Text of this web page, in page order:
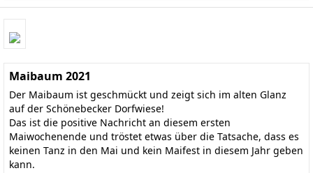
Maibaum 2021
Der Maibaum ist geschmückt und zeigt sich im alten Glanz
auf der Schönebecker Dorfwiese!
Das ist die positive Nachricht an diesem ersten
Maiwochenende und tröstet etwas über die Tatsache, dass es
keinen Tanz in den Mai und kein Maifest in diesem Jahr geben
kann.